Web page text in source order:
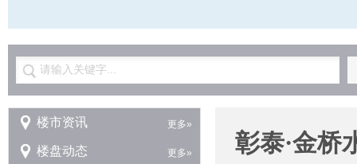
请输入关键字...
更多»
楼市资讯
更多»
楼盘动态 彰泰·金桥